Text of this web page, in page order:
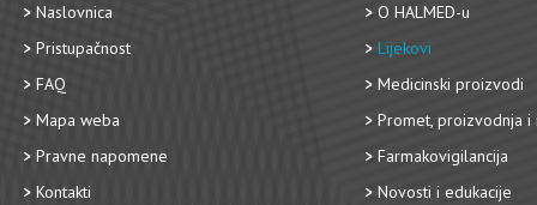
Naslovnica
Pristupačnost
FAQ
Mapa weba
Pravne napomene
Kontakti
O HALMED-u
Lijekovi
Medicinski proizvodi
Promet, proizvodnja i
Farmakovigilancija
Novosti i edukacije